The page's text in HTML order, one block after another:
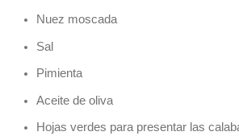
Nuez moscada
Sal
Pimienta
Aceite de oliva
Hojas verdes para presentar las